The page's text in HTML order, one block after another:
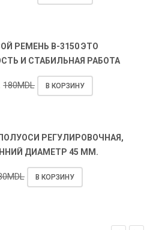
РЕМЕНЬ В-3150 ЭТО
И СТАБИЛЬНАЯ РАБОТА
180MDL В КОРЗИНУ
РЕГУЛИРОВОЧНАЯ,
ДИАМЕТР 45 ММ.
MDL В КОРЗИНУ